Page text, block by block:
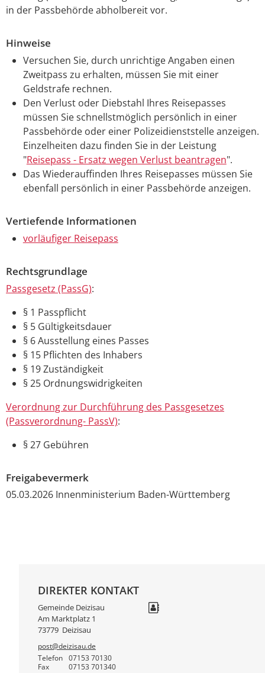
in der Passbehörde abholbereit vor.
Hinweise
Versuchen Sie, durch unrichtige Angaben einen
Zweitpass zu erhalten, müssen Sie mit einer
Geldstrafe rechnen.
Den Verlust oder Diebstahl Ihres Reisepasses
müssen Sie schnellstmöglich persönlich in einer
Passbehörde oder einer Polizeidienststelle anzeigen.
Einzelheiten dazu finden Sie in der Leistung
"Reisepass - Ersatz wegen Verlust beantragen".
Das Wiederauffinden Ihres Reisepasses müssen Sie
ebenfall persönlich in einer Passbehörde anzeigen.
Vertiefende Informationen
vorläufiger Reisepass
Rechtsgrundlage
Passgesetz (PassG):
§ 1 Passpflicht
§ 5 Gültigkeitsdauer
§ 6Ausstellung eines Passes
§ 15 Pflichten des Inhabers
§ 19 Zuständigkeit
§ 25 Ordnungswidrigkeiten
Verordnung zur Durchführung des Passgesetzes
(Passverordnung- PassV):
§ 27Gebühren
Freigabevermerk
05.03.2026 Innenministerium Baden-Württemberg
DIREKTER KONTAKT
Gemeinde Deizisau
Am Marktplatz 1
73779 Deizisau
post@deizisau.de
Telefon
07153 70130
Fax 07153 701340